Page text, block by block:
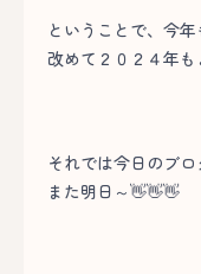
ということで、今
改めて２０２４年
それでは今日のブ
また明日～👋👋👋